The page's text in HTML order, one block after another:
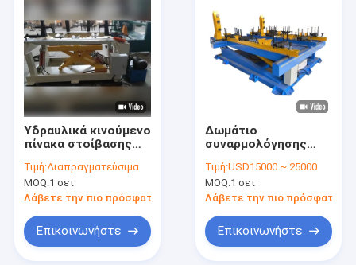
Υδραυλικά κινούμενο
πίνακα στοίβασης
10 τόνων με
περιστροφή 90
μοιρών για πυρήνες
αμορφών κράματος
Τιμή:Διαπραγματεύσιμα
MOQ:1 σετ
Λάβετε την πιο πρόσφατη τιμή
Επικοινωνήστε
Δωμάτιο
συναρμολόγησης
χωρητικότητας 10
τόνων με σύστημα
κλίσης 90° και
απόσταση στήλης
Τιμή:USD15000 ~ 25000
MOQ:1 σετ
Λάβετε την πιο πρόσφατη
Επικοινωνήστε